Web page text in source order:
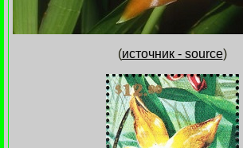
(источник - source)